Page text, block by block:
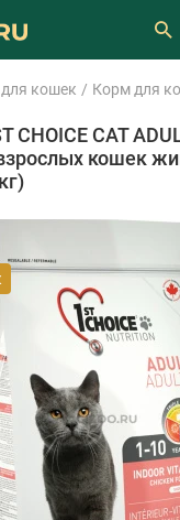
кошек Корм для
CHOICE CAT
кошек